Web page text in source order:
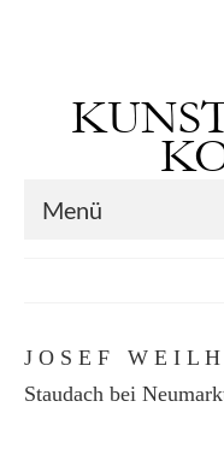
Menü
J O S E F W E I L
Staudach bei